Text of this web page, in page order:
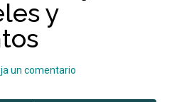
y
un comentario